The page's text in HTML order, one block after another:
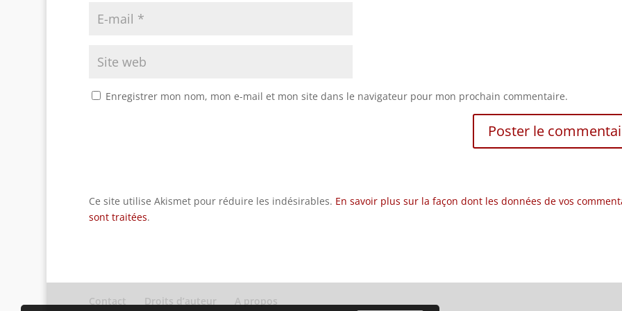
Enregistrer mon nom, mon e-mail et mon site dans le navigateur pour mon prochain commentaire.
Ce site utilise Akismet pour réduire les indésirables. En savoir plus sur la façon dont les données de vos
sont traitées.
Contact Droits d’auteur A propos